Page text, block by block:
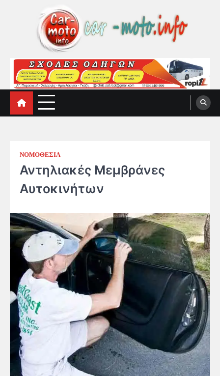
car-moto.info
car-moto.info
ΝΟΜΟΘΕΣΙΑ
Αντηλιακές Μεμβράνες
Αυτοκινήτων